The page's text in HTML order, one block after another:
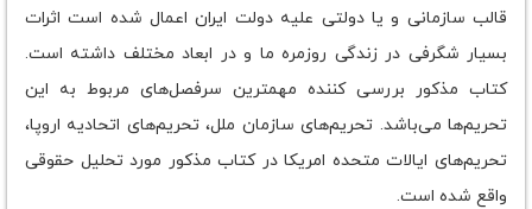
قالب سازمانی و یا دولتی علیه دولت ایران اعمال شده است اثرات
بسیار شگرفی در زندگی روزمره ما و در ابعاد مختلف داشته است.
کتاب مذکور بررسی کننده مهمترین سرفصل‌های مربوط به این
تحریم‌ها می‌باشد. تحریم‌های سازمان ملل، تحریم‌های اتحادیه اروپا،
تحریم‌های ایالات متحده امریکا در کتاب مذکور مورد تحلیل حقوقی
واقع شده است.